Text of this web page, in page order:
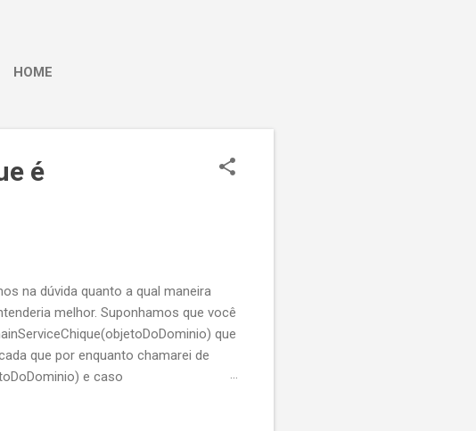
HOME
é
na dúvida quanto a qual maneira
melhor. Suponhamos que você
que
que por enquanto chamarei de
e caso
tipo BadRequest, e retornar uma